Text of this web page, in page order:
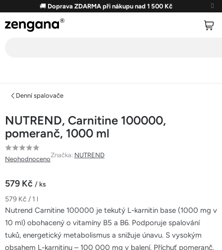
obsah
🚚 Doprava ZDARMA při nákupu nad 1 500 Kč
Denní spalovače
NUTREND, Carnitine 100000,
pomeranč, 1000 ml
Průměrné
hodnocení
je
0,0
z
5
hvězdiček.
Neohodnoceno
Značka: NUTREND
579 Kč / ks
Měrná
cena:
579 Kč / 1 l
Nutrend Carnitine 100000 je tekutý L-karnitin base (1000 mg v
10 ml) obohacený o vitamíny B5 a B6. Podporuje spalování
tuků, energetický metabolismus a snižuje únavu. S vysokým
obsahem L-karnitinu – 100 000 mg v balení. Příchuť pomeranč.